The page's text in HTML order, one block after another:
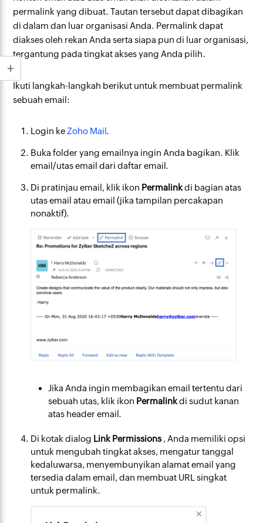
permalink yang dibuat. Tautan tersebut dapat dibagikan
di dalam dan luar organisasi Anda. Permalink dapat
diakses oleh rekan Anda serta siapa pun di luar organisasi,
tergantung pada tingkat akses yang Anda pilih.
Ikuti langkah-langkah berikut untuk membuat permalink
sebuah email:
Login ke Zoho Mail.
Buka folder yang emailnya ingin Anda bagikan. Klik
email/utas email dari daftar email.
Di pratinjau email, klik ikon Permalinkdi bagian atas
utas email atau email (jika tampilan percakapan
nonaktif).
Jika Anda ingin membagikan email tertentu dari
sebuah utas, klik ikon Permalinkdi sudut kanan
atas header email.
Di kotak dialog Link Permissions , Anda memiliki opsi
untuk mengubah tingkat akses, mengatur tanggal
kedaluwarsa, menyembunyikan alamat email yang
tersedia dalam email, dan membuat URL singkat
untuk permalink.